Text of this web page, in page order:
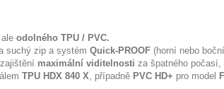
ale odolného TPU / PVC.
suchý zip a systém Quick-PROOF (horní nebo
maximální viditelnosti za špatného
TPU HDX 840 X, případně PVC HD+ pro model